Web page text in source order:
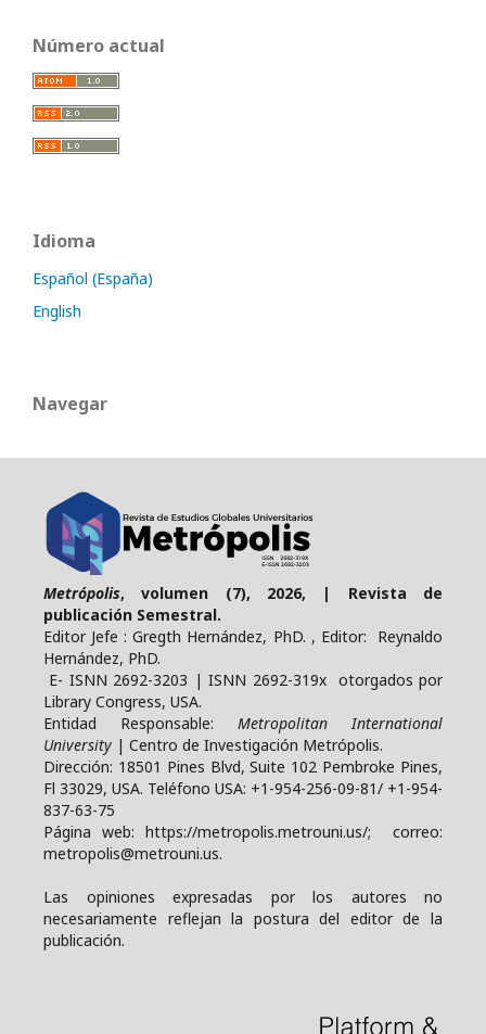
Número actual
Idioma
Español (España)
English
Navegar
Metrópolis, volumen (7), 2026, | Revista de
publicación Semestral.
Editor Jefe : Gregth Hernández, PhD. , Editor: Reynaldo
Hernández, PhD.
E- ISNN 2692-3203 | ISNN 2692-319x otorgados por
Library Congress, USA.
Entidad Responsable: Metropolitan International
University | Centro de Investigación Metrópolis.
Dirección: 18501 Pines Blvd, Suite 102 Pembroke Pines,
Fl 33029, USA. Teléfono USA: +1-954-256-09-81/ +1-954-
837-63-75
Página web: https://metropolis.metrouni.us/; correo:
metropolis@metrouni.us.
Las opiniones expresadas por los autores no
necesariamente reflejan la postura del editor de la
publicación.